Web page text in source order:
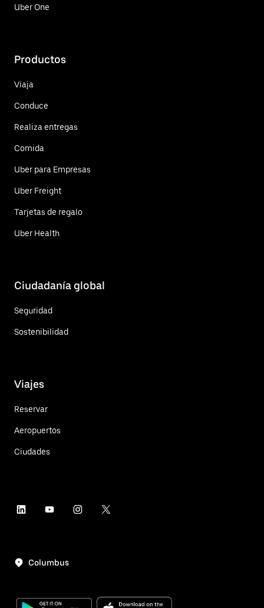
Uber One
Productos
Viaja
Conduce
Realiza entregas
Comida
Uber para Empresas
Uber Freight
Tarjetas de regalo
Uber Health
Ciudadanía global
Seguridad
Sostenibilidad
Viajes
Reservar
Aeropuertos
Ciudades
Columbus